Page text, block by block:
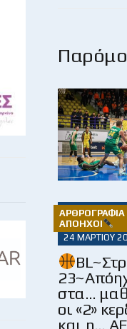
ΑΡΘΡΟΓΡΑΦΊΑ
ΑΠΌΗΧΟΙ
24 ΜΑΡΤΊΟΥ
στα…
οι «2»
και η…